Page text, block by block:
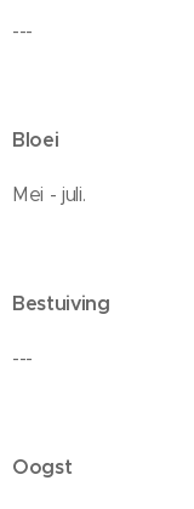
---
Bloei
Mei - juli.
Bestuiving
---
Oogst